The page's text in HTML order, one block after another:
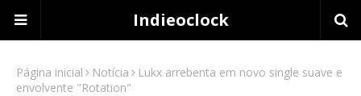
Indieoclock
Página inicial Notícia
Lukx arrebenta em novo single suave e
envolvente "Rotation"